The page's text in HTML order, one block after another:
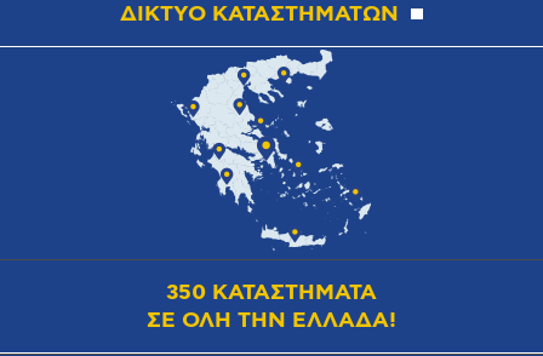
ΔΙΚΤΥΟ ΚΑΤΑΣΤΗΜΑΤΩΝ
350 ΚΑΤΑΣΤΗΜΑΤΑ
ΣΕ ΟΛΗ ΤΗΝ ΕΛΛΑΔΑ!